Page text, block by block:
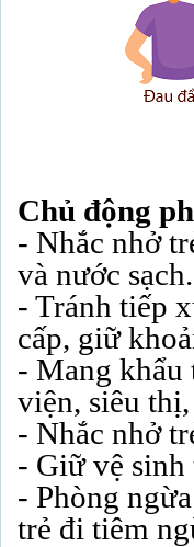
Chủ động
- Nhắc nhở
và nước sạch.
- Tránh tiếp
cấp, giữ
- Mang khẩu
viện, siêu
- Nhắc nhở
- Giữ vệ sinh
- Phòng
trẻ đi tiêm